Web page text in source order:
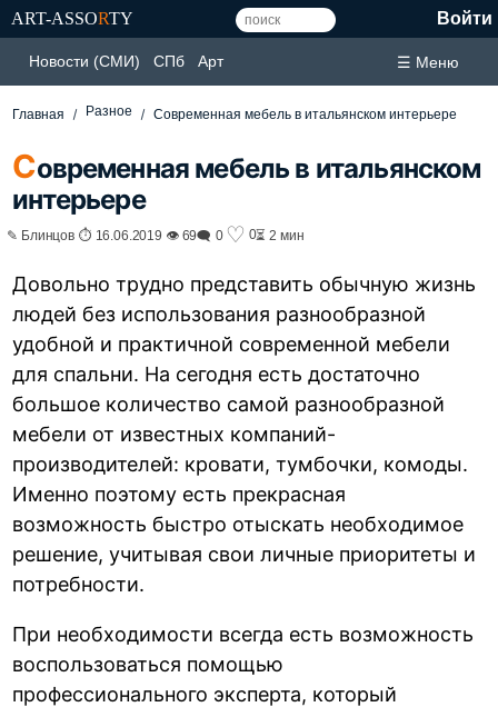
ART-ASSORTY Войти
Новости (СМИ) СПб Арт ☰ Меню
Главная Разное Современная мебель в итальянском интерьере
Современная мебель в итальянском
интерьере
✎ Блинцов ⏱ 16.06.2019 👁 69🗨 0 ♡ 0⏳ 2 мин
Довольно трудно представить обычную жизнь
людей без использования разнообразной
удобной и практичной современной мебели
для спальни. На сегодня есть достаточно
большое количество самой разнообразной
мебели от известных компаний-
производителей: кровати, тумбочки, комоды.
Именно поэтому есть прекрасная
возможность быстро отыскать необходимое
решение, учитывая свои личные приоритеты и
потребности.
При необходимости всегда есть возможность
воспользоваться помощью
профессионального эксперта, который